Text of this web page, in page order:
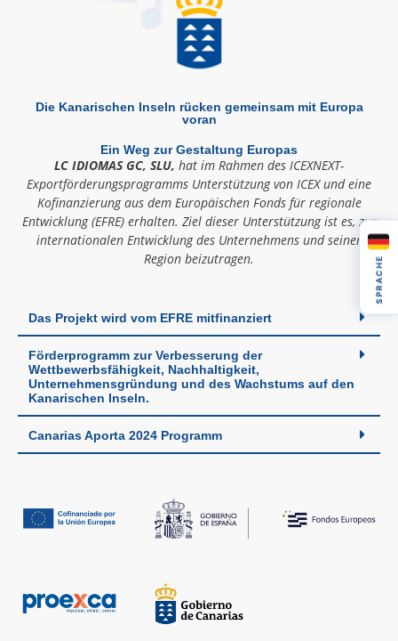
Die Kanarischen Inseln rücken gemeinsam mit Europa
voran
Ein Weg zur Gestaltung Europas
LC IDIOMAS GC, SLU, hat im Rahmen des ICEXNEXT-
Exportförderungsprogramms Unterstützung von ICEX und eine
Kofinanzierung aus dem Europäischen Fonds für regionale
Entwicklung (EFRE) erhalten. Ziel dieser Unterstützung ist es, zur
internationalen Entwicklung des Unternehmens und seiner
Region beizutragen.
Das Projekt wird vom EFRE mitfinanziert
Förderprogramm zur Verbesserung der
Wettbewerbsfähigkeit, Nachhaltigkeit,
Unternehmensgründung und des Wachstums auf den
Kanarischen Inseln.
Canarias Aporta 2024 Programm
SPRACHE